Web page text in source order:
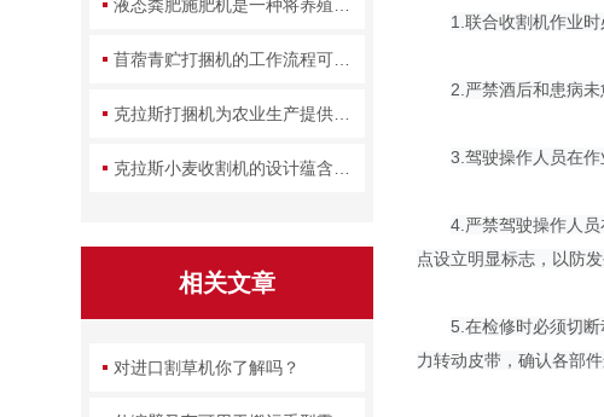
1.联合收割机作业
2.严禁酒后和患病
3.驾驶操作人员在
4.严禁驾驶操作人
点设立明显标志，以防
5.在检修时必须切
力转动皮带，确认各部
相关文章
对进口割草机你了解吗？